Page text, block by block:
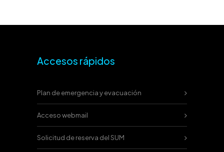
Accesos rápidos
Plan de emergencia y evacuación
Acceso webmail
Solicitud de reserva del SUM